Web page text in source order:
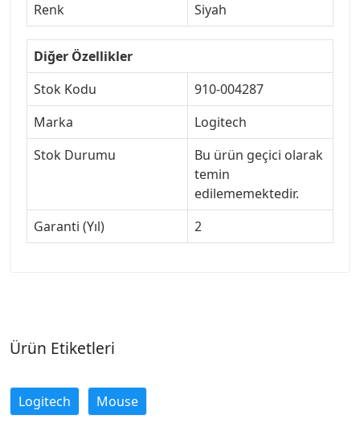
Renk
Siyah
Diğer Özellikler
Stok Kodu
910-004287
Marka
Logitech
Stok Durumu
Bu ürün geçici olarak
temin
edilememektedir.
Garanti (Yıl)
2
Ürün Etiketleri
Logitech Mouse